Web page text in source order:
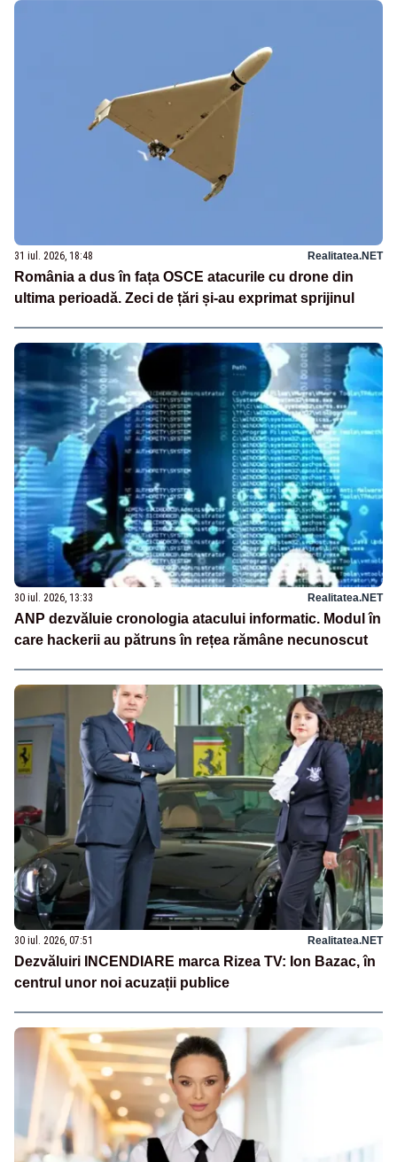
31 iul. 2026, 18:48 Realitatea.NET
România a dus în fața OSCE atacurile cu drone din
ultima perioadă. Zeci de țări și-au exprimat sprijinul
30 iul. 2026, 13:33 Realitatea.NET
ANP dezvăluie cronologia atacului informatic. Modul în
care hackerii au pătruns în rețea rămâne necunoscut
30 iul. 2026, 07:51 Realitatea.NET
Dezvăluiri INCENDIARE marca Rizea TV: Ion Bazac, în
centrul unor noi acuzații publice